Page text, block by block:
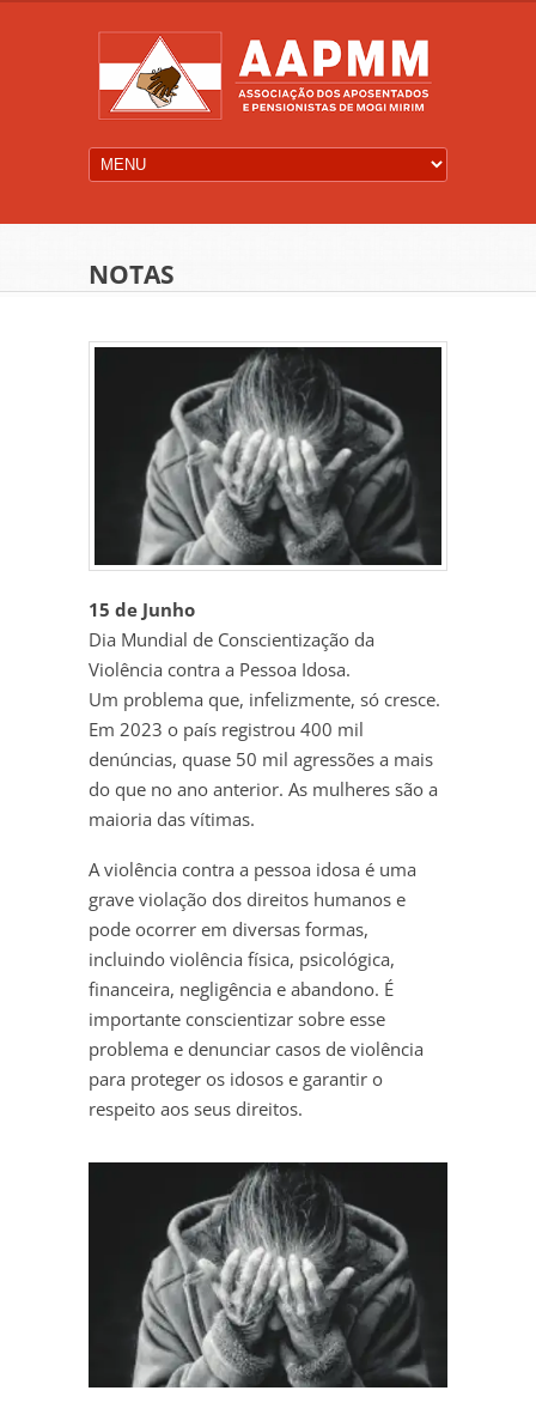
NOTAS
15 de Junho
Dia Mundial de Conscientização da
Violência contra a Pessoa Idosa.
Um problema que, infelizmente, só cresce.
Em 2023 o país registrou 400 mil
denúncias, quase 50 mil agressões a mais
do que no ano anterior. As mulheres são a
maioria das vítimas.
A violência contra a pessoa idosa é uma
grave violação dos direitos humanos e
pode ocorrer em diversas formas,
incluindo violência física, psicológica,
financeira, negligência e abandono. É
importante conscientizar sobre esse
problema e denunciar casos de violência
para proteger os idosos e garantir o
respeito aos seus direitos.